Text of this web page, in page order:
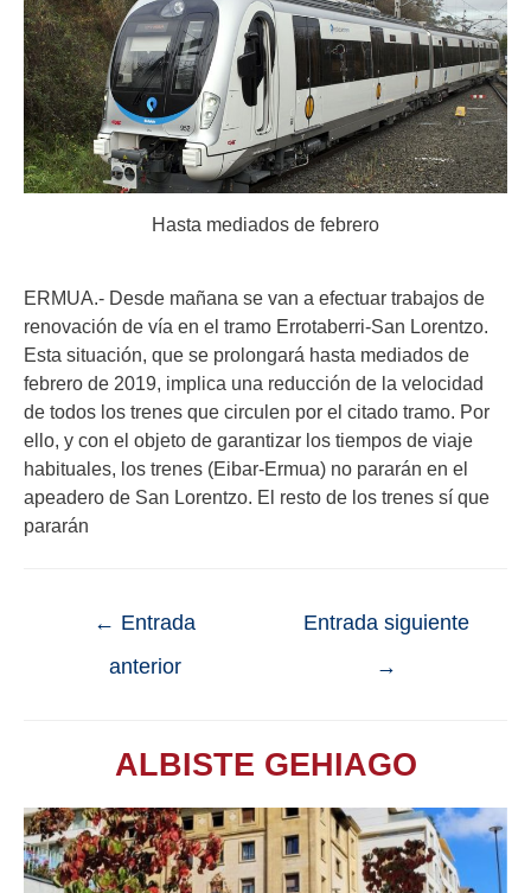
Hasta mediados de febrero
ERMUA.- Desde mañana se van a efectuar trabajos de
renovación de vía en el tramo Errotaberri-San Lorentzo.
Esta situación, que se prolongará hasta mediados de
febrero de 2019, implica una reducción de la velocidad
de todos los trenes que circulen por el citado tramo. Por
ello, y con el objeto de garantizar los tiempos de viaje
habituales, los trenes (Eibar-Ermua) no pararán en el
apeadero de San Lorentzo. El resto de los trenes sí que
pararán
← Entrada
anterior
Entrada siguiente
→
ALBISTE GEHIAGO